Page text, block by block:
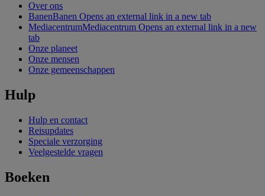
Over ons
BanenBanen Opens an external link in a new tab
MediacentrumMediacentrum Opens an external link in a new
tab
Onze planeet
Onze mensen
Onze gemeenschappen
Hulp
Hulp en contact
Reisupdates
Speciale verzorging
Veelgestelde vragen
Boeken